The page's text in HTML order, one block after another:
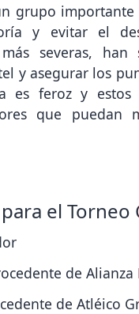
grupo
y evitar el
más severas,
y asegurar los
es feroz y
que puedan
el Torneo
de Alianza
de Atléico